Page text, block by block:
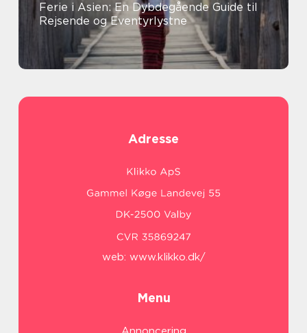
Ferie i Asien: En Dybdegående Guide til
Rejsende og Eventyrlystne
Adresse
web: www.klikko.dk/
Menu